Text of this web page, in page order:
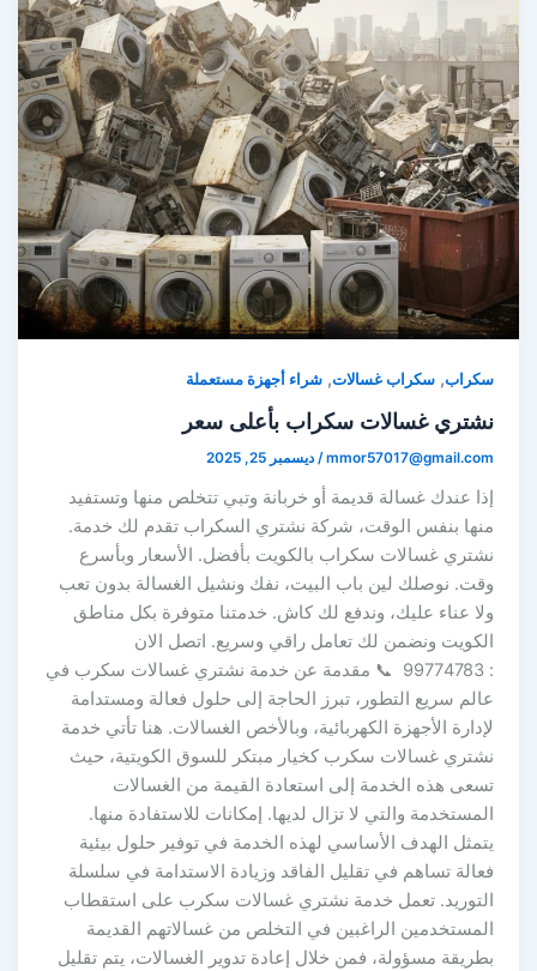
سكراب,سكراب غسالات,شراء أجهزة مستعملة
نشتري غسالات سكراب بأعلى سعر
mmor57017@gmail.com
/ديسمبر 25, 2025
إذا عندك غسالة قديمة أو خربانة وتبي تتخلص منها وتستفيد
منها بنفس الوقت، شركة نشتري السكراب تقدم لك خدمة.
نشتري غسالات سكراب بالكويت بأفضل. الأسعار وبأسرع
وقت. نوصلك لين باب البيت، نفك ونشيل الغسالة بدون تعب
ولا عناء عليك، وندفع لك كاش. خدمتنا متوفرة بكل مناطق
الكويت ونضمن لك تعامل راقي وسريع. اتصل الان
: 99774783 📞 مقدمة عن خدمة نشتري غسالات سكرب في
عالم سريع التطور، تبرز الحاجة إلى حلول فعالة ومستدامة
لإدارة الأجهزة الكهربائية، وبالأخص الغسالات. هنا تأتي خدمة
نشتري غسالات سكرب كخيار مبتكر للسوق الكويتية، حيث
تسعى هذه الخدمة إلى استعادة القيمة من الغسالات
المستخدمة والتي لا تزال لديها. إمكانات للاستفادة منها.
يتمثل الهدف الأساسي لهذه الخدمة في توفير حلول بيئية
فعالة تساهم في تقليل الفاقد وزيادة الاستدامة في سلسلة
التوريد. تعمل خدمة نشتري غسالات سكرب على استقطاب
المستخدمين الراغبين في التخلص من غسالاتهم القديمة
بطريقة مسؤولة، فمن خلال إعادة تدوير الغسالات، يتم تقليل